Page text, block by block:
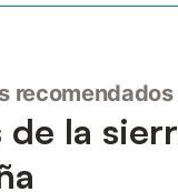
recomendados
de la